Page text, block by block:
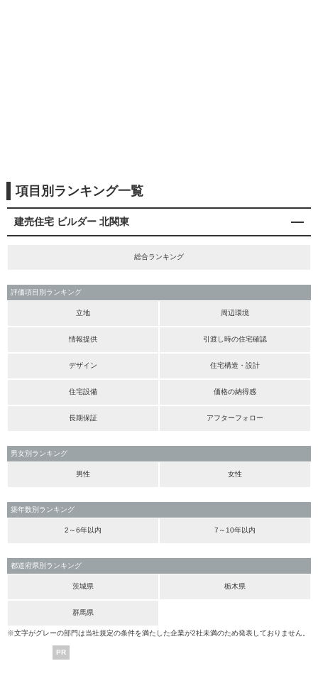
項目別ランキング一覧
建売住宅 ビルダー 北関東
総合ランキング
評価項目別ランキング
立地 周辺環境
情報提供 引渡し時の住宅確認
デザイン 住宅構造・設計
住宅設備 価格の納得感
長期保証 アフターフォロー
男女別ランキング
男性 女性
築年数別ランキング
2～6年以内 7～10年以内
都道府県別ランキング
茨城県 栃木県
群馬県
※文字がグレーの部門は当社規定の条件を満たした企業が2社未満のため発表しておりません。
PR